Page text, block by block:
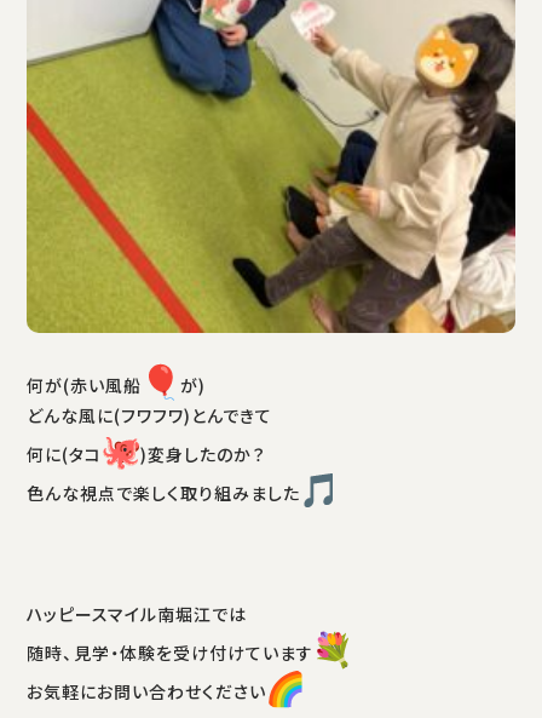
何が(赤い風船
が)
どんな風に(フワフワ)とんできて
何に(タコ )変身したのか？
色んな視点で楽しく取り組みました
ハッピースマイル南堀江では
随時、見学・体験を受け付けています
お気軽にお問い合わせください